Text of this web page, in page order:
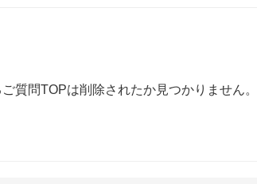
質問TOPは削除されたか見つかりません。